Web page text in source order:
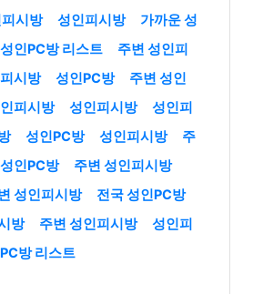
시방 성인피시방
가까운 성
인PC방 리스트
주변 성인피
시방 성인PC방
주변 성인
피시방 성인피시방
성인피
성인PC방 성인피시방
주
성인PC방
주변 성인피시방
성인피시방
전국 성인PC방
방 주변 성인피시방
성인피
방 리스트